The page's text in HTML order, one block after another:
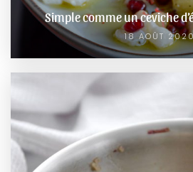
Simple comme un ceviche
18 AOÛT